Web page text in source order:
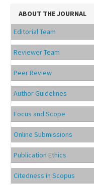
ABOUT THE JOURNAL
Editorial Team
Reviewer Team
Peer Review
Author Guidelines
Focus and Scope
Online Submissions
Publication Ethics
Citedness in Scopus